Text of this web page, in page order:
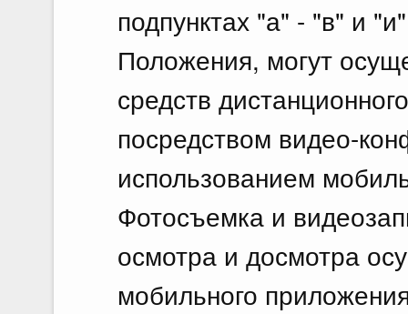
подпунктах "а" - "в" и
Положения, могут
средств
посредством видео-
использованием
Фотосъемка и
осмотра и досмотра
мобильного